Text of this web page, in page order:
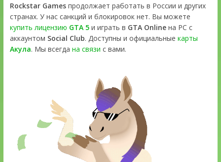
Rockstar Gamesпродолжает работать в России и других
странах. У нас санкций и блокировок нет. Вы можете
купить лицензию GTA 5и играть в GTA Onlineна PC с
аккаунтом Social Club. Доступны и официальные карты
Акула. Мы всегда на связи с вами.